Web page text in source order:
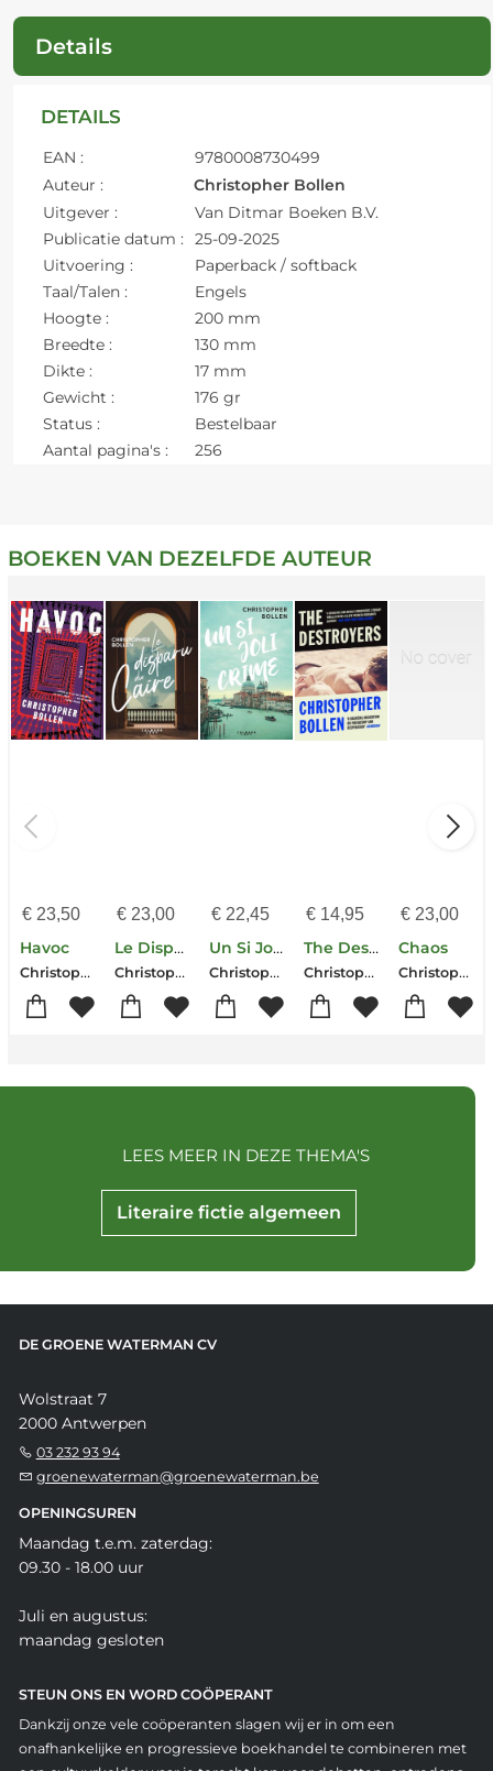
Details
DETAILS
EAN :
9780008730499
Auteur :
Christopher Bollen
Uitgever :
Van Ditmar Boeken B.V.
Publicatie datum :
25-09-2025
Uitvoering :
Paperback / softback
Taal/Talen :
Engels
Hoogte :
200 mm
Breedte :
130 mm
Dikte :
17 mm
Gewicht :
176 gr
Status :
Bestelbaar
Aantal pagina's :
256
BOEKEN VAN DEZELFDE AUTEUR
€23,50
Havoc
Christopher Bollen
€23,00
Le Disparu Du Caire
Christopher Bollen
€ 22,45
Un Si Joli Crime
Christopher Bollen
€ 14,95
The Destroyers
Christopher Bollen
€ 23,00
Chaos
Christopher Bollen
Literaire fictie algemeen
LEES MEER IN DEZE THEMA'S
DE GROENE WATERMAN CV
Wolstraat 7
2000 Antwerpen
03 232 93 94
groenewaterman@groenewaterman.be
OPENINGSUREN
Maandag t.e.m. zaterdag:
09.30 - 18.00 uur
Juli en augustus:
maandag gesloten
STEUN ONS EN WORD COÖPERANT
Dankzij onze vele coöperanten slagen wij er in om een
onafhankelijke en progressieve boekhandel te combineren met